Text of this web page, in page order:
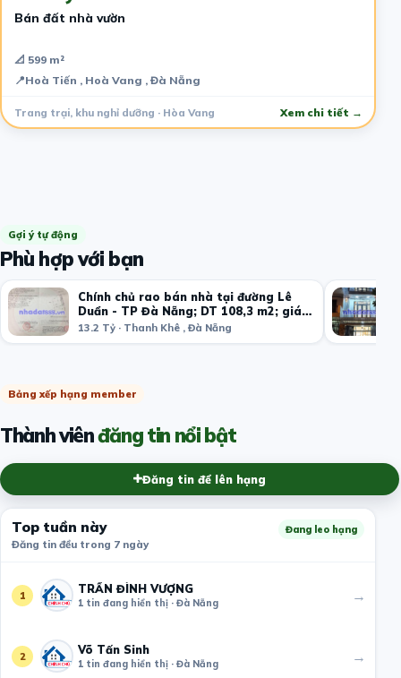
Bán đất nhà vườn
📐 599 m²
📍Hoà Tiến , Hoà Vang , Đà Nẵng
Trang trại, khu nghỉ dưỡng · Hòa Vang Xem chi tiết →
Gợi ý tự động
Phù hợp với bạn
Chính chủ rao bán nhà tại đường Lê
Duẩn - TP Đà Nẵng; DT 108,3 m2; giá
13,2 tỷ
13.2 Tỷ · Thanh Khê , Đà Nẵng
Bảng xếp hạng member
Thành viênđăng tin nổi bật
Đăng tin để lên hạng
Top tuần này
Đăng tin đều trong 7 ngày
Đang leo hạng
1 TRẦN ĐÌNH VƯỢNG
1 tin đang hiển thị · Đà Nẵng →
2 Võ Tấn Sinh
1 tin đang hiển thị · Đà Nẵng →